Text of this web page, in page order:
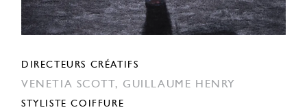
DIRECTEURS CRÉATIFS
VENETIA SCOTT, GUILLAUME HENRY
STYLISTE COIFFURE